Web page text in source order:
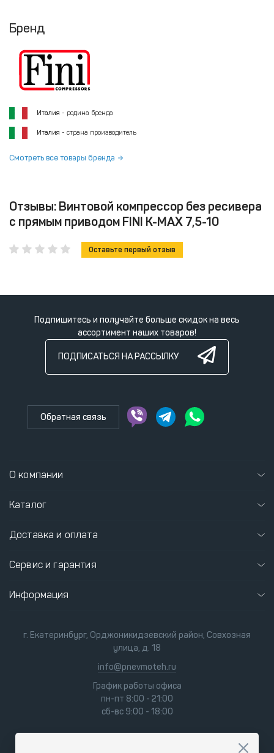
Бренд
Италия - родина бренда
Италия - страна производитель
Смотреть все товары бренда
Отзывы: Винтовой компрессор без ресивера
с прямым приводом FINI K-MAX 7,5-10
Оставьте первый отзыв
Подпишитесь и получайте больше скидок на весь
ассортимент наших товаров!
ПОДПИСАТЬСЯ НА РАССЫЛКУ
Обратная связь
О компании
Каталог
Доставка и оплата
Сервис и гарантия
Информация
г. Екатеринбург, Орджоникидзевский район, Совхозная
улица, д. 18
info@pnevmoteh.ru
График работы офиса
пн-пт 8:00 - 21:00
сб-вс 9:00 - 18:00